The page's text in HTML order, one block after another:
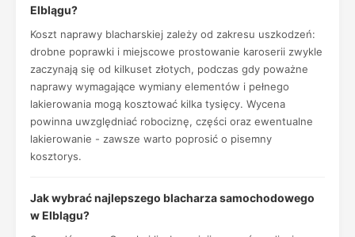
Elblągu?
Koszt naprawy blacharskiej zależy od zakresu uszkodzeń:
drobne poprawki i miejscowe prostowanie karoserii zwykle
zaczynają się od kilkuset złotych, podczas gdy poważne
naprawy wymagające wymiany elementów i pełnego
lakierowania mogą kosztować kilka tysięcy. Wycena
powinna uwzględniać robociznę, części oraz ewentualne
lakierowanie - zawsze warto poprosić o pisemny
kosztorys.
Jak wybrać najlepszego blacharza samochodowego
w Elblągu?